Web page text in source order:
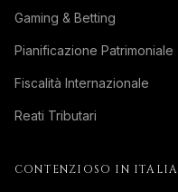
Gaming & Betting
Pianificazione Patrimoniale
Fiscalità Internazionale
Reati Tributari
CONTENZIOSO IN ITALIA